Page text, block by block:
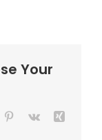
Your
Pinterest
Vk